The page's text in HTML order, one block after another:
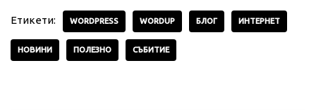
Етикети: WORDPRESS WORDUP БЛОГ ИНТЕРНЕТ
НОВИНИ ПОЛЕЗНО СЪБИТИЕ